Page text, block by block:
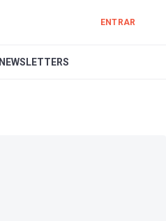
ENTRAR
NEWSLETTERS